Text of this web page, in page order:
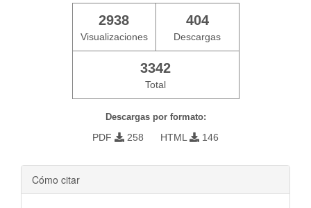
2938
Visualizaciones
404
Descargas
3342
Total
Descargas por formato:
PDF 258 HTML 146
Cómo citar